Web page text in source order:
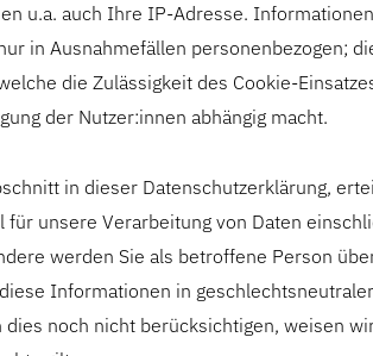
u.a. auch Ihre IP-Adresse.
in Ausnahmefällen personenbezogen;
die Zulässigkeit des Cookie-
der Nutzer:innen abhängig macht.
in dieser Datenschutzerklärung,
für unsere Verarbeitung von Daten
werden Sie als betroffene Person
Informationen in
noch nicht berücksichtigen, weisen